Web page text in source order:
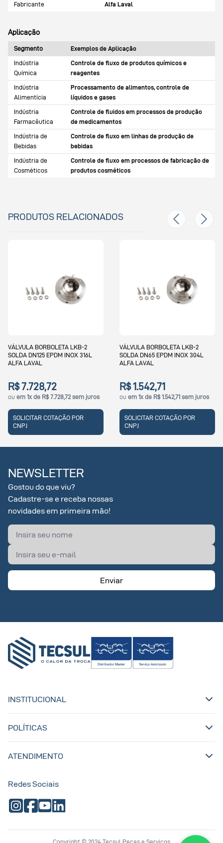
Fabricante
Alfa Laval
Aplicação
Segmento
Exemplos de Aplicação
Indústria
Química
Controle de fluxo de produtos químicos e
reagentes
Indústria
Alimentícia
Processamento de alimentos, controle de
líquidos e gases
Indústria
Farmacêutica
Controle de fluidos em processos de produção
de medicamentos
Indústria de
Bebidas
Controle de fluxo em linhas de produção de
bebidas
Indústria de
Cosméticos
Controle de fluxo em processos de fabricação de
produtos cosméticos
PRODUTOS RELACIONADOS
VÁLVULA BORBOLETA LKB-2
SOLDA DN125 EPDM INOX 316L
ALFA LAVAL
R$ 7.728,72
ou em 1x de R$ 7.728,72 sem juros
SOLICITAR COTAÇÃO POR
CNPJ
VÁLVULA BORBOLETA LKB-2
SOLDA DN65 EPDM INOX 304L
ALFA LAVAL
R$ 1.542,71
ou em 1x de R$ 1.542,71 sem juros
SOLICITAR COTAÇÃO POR
CNPJ
NEWSLETTER
Gostou do que viu?
Cadastre-se e receba nossas
novidades em primeira mão!
Enviar
INSTITUCIONAL
POLÍTICAS
ATENDIMENTO
Redes Sociais